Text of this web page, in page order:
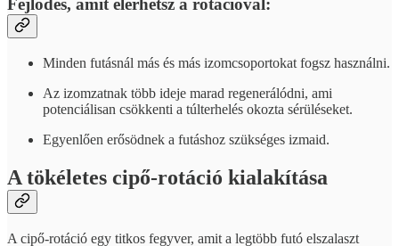
Fejlődés, amit elérhetsz a rotációval:
Minden futásnál más és más izomcsoportokat fogsz használni.
Az izomzatnak több ideje marad regenerálódni, ami
potenciálisan csökkenti a túlterhelés okozta sérüléseket.
Egyenlően erősödnek a futáshoz szükséges izmaid.
A tökéletes cipő-rotáció kialakítása
A cipő-rotáció egy titkos fegyver, amit a legtöbb futó elszalaszt